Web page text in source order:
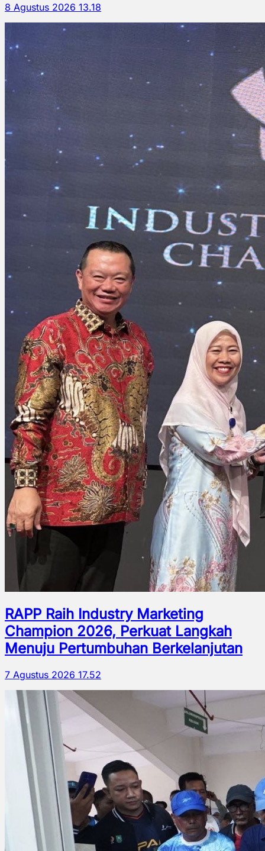
8 Agustus 2026 13.18
RAPP Raih Industry Marketing
Champion 2026, Perkuat Langkah
Menuju Pertumbuhan Berkelanjutan
7 Agustus 2026 17.52